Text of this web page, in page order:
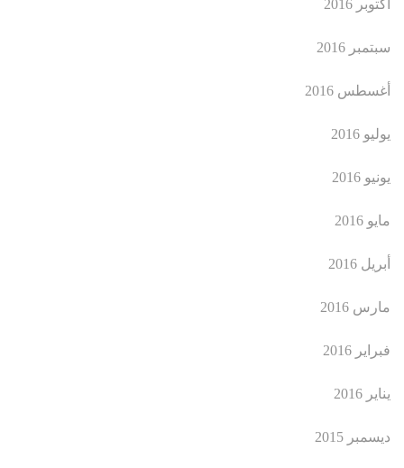
أكتوبر 2016
سبتمبر 2016
أغسطس 2016
يوليو 2016
يونيو 2016
مايو 2016
أبريل 2016
مارس 2016
فبراير 2016
يناير 2016
ديسمبر 2015